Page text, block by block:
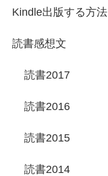
Kindle出版する方法
読書感想文
読書2017
読書2016
読書2015
読書2014